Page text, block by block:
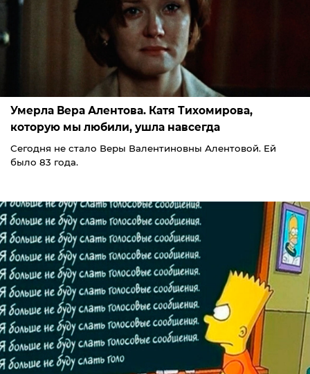
Умерла Вера Алентова. Катя Тихомирова,
которую мы любили, ушла навсегда
Сегодня не стало Веры Валентиновны Алентовой. Ей
было 83 года.